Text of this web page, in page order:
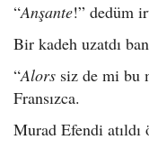
“Anşante!” dedüm
Bir kadeh uzatdı
“Alors siz de mi bu
Fransızca.
Murad Efendi atıldı